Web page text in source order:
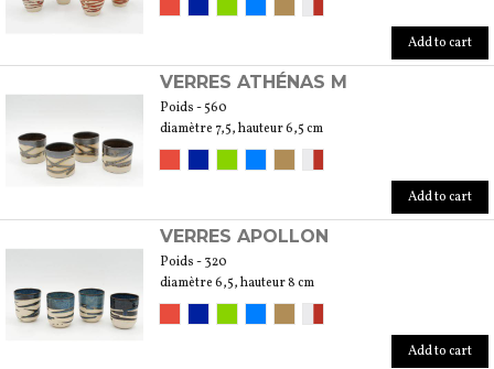
Add to cart
VERRES ATHÉNAS M
Poids - 560
diamètre 7,5, hauteur 6,5 cm
Add to cart
VERRES APOLLON
Poids - 320
diamètre 6,5, hauteur 8 cm
Add to cart